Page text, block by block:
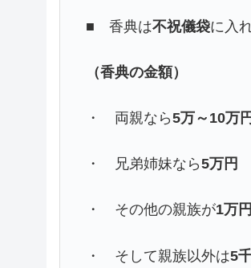
■ 香典は不祝儀袋に入
（香典の金額）
・ 両親なら5万～10万円
・ 兄弟姉妹なら5万円
・ その他の親族が1万円
・ そして親族以外は5